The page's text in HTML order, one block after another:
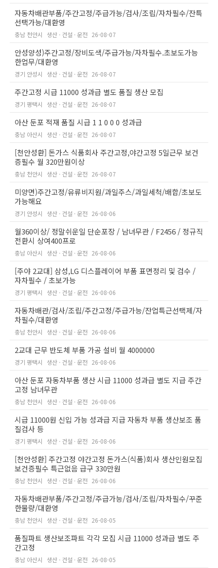
자동차배관부품/주간고정/주급가능/검사/조립/자차필수/잔특
선택가능/대환영
충남 천안시 생산 · 건설 · 운전 26-08-07
안성양성)주간고정/장비도색/주급가능/자차필수.초보도가능
한업무/대환영
경기 안성시 생산 · 건설 · 운전 26-08-07
주간고정 시급 11000 성과급 별도 품질 생산 모집
경기 평택시 생산 · 건설 · 운전 26-08-07
아산 둔포 적재 품질 시급 1 1 0 0 0 성과급
충남 아산시 생산 · 건설 · 운전 26-08-07
[천안성환] 돈가스 식품회사 주간고정,야간고정 5일근무 보건
증필수 월 320만원이상
충남 천안시 생산 · 건설 · 운전 26-08-07
미양면)주간고정/유류비지원/과일주스/과일세척/배합/초보도
가능해요
경기 안성시 생산 · 건설 · 운전 26-08-06
월360이상/ 정말쉬운일 단순포장 / 남녀무관 / F2456 / 정규직
전환시 상여400프로
충남 아산시 생산 · 건설 · 운전 26-08-06
[주야 2교대] 삼성,LG 디스플레이어 부품 표면정리 및 검수 /
자차필수 / 초보가능
경기 평택시 생산 · 건설 · 운전 26-08-06
자동차배관/검사/조립/주간고정/주급가능/잔업특근선택제/자
차필수/대환영
충남 천안시 생산 · 건설 · 운전 26-08-06
2교대 근무 반도체 부품 가공 설비 월 4000000
경기 평택시 생산 · 건설 · 운전 26-08-06
아산 둔포 자동차부품 생산 시급 11000 성과급 별도 지급 주간
고정 남녀무관
충남 천안시 생산 · 건설 · 운전 26-08-06
시급 11000원 신입 가능 성과급 지급 자동차 부품 생산보조 품
질검사 등
경기 평택시 생산 · 건설 · 운전 26-08-06
[천안성환] 주간고정 야간고정 돈가스(식품)회사 생산인원모집
보건증필수 특근없음 급구 330만원
충남 천안시 생산 · 건설 · 운전 26-08-06
자동차배관부품/주간고정/주급가능/검사/조립/자차필수/꾸준
한물량/대환영
충남 천안시 생산 · 건설 · 운전 26-08-05
품질파트 생산보조파트 각각 모집 시급 11000 성과급 별도 주
간고정
충남 아산시 생산 · 건설 · 운전 26-08-05